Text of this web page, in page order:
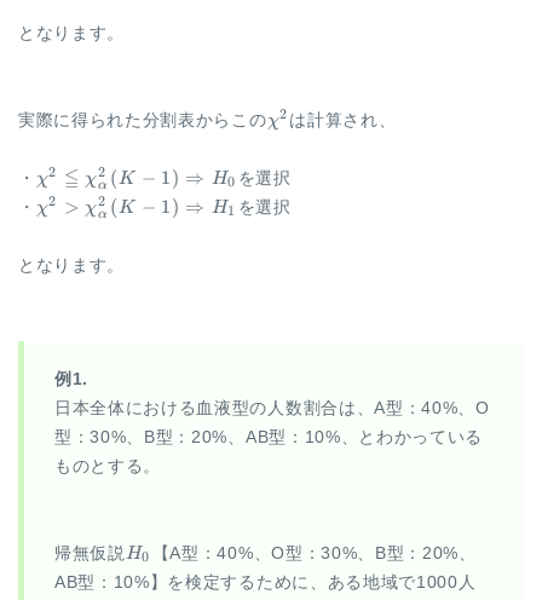
となります。
実際に得られた分割表からこの\chi^2
χ2 は計算され、
・ \chi^2 \leqq
\chi^2_{\alpha}
(K-1)
H_0
χ2 ≦ χα
2 (K − 1) ⇒ H0 を選択
・ \chi^2 \gt
\Rightarrow
χ2 > χα
2 (K − 1) ⇒ H1 を選択
となります。
例1.
日本全体における血液型の人数割合は、A型：40%、O
型：30%、B型：20%、AB型：10%、とわかっている
ものとする。
帰無仮説 H_0
H0
【A型：40%、O型：30%、B型：20%、
AB型：10%】を検定するために、ある地域で1000人